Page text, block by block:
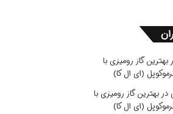
بهترین گاز رومیزی با
(ای ال کا)
در بهترین گاز رومیزی با
(ای ال کا)